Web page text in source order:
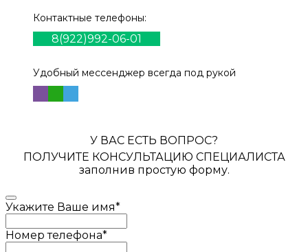
Контактные телефоны:
8(922)992-06-01
Удобный мессенджер всегда под рукой
У ВАС ЕСТЬ ВОПРОС?
ПОЛУЧИТЕ КОНСУЛЬТАЦИЮ СПЕЦИАЛИСТА
заполнив простую форму.
Укажите Ваше имя*
Номер телефона*